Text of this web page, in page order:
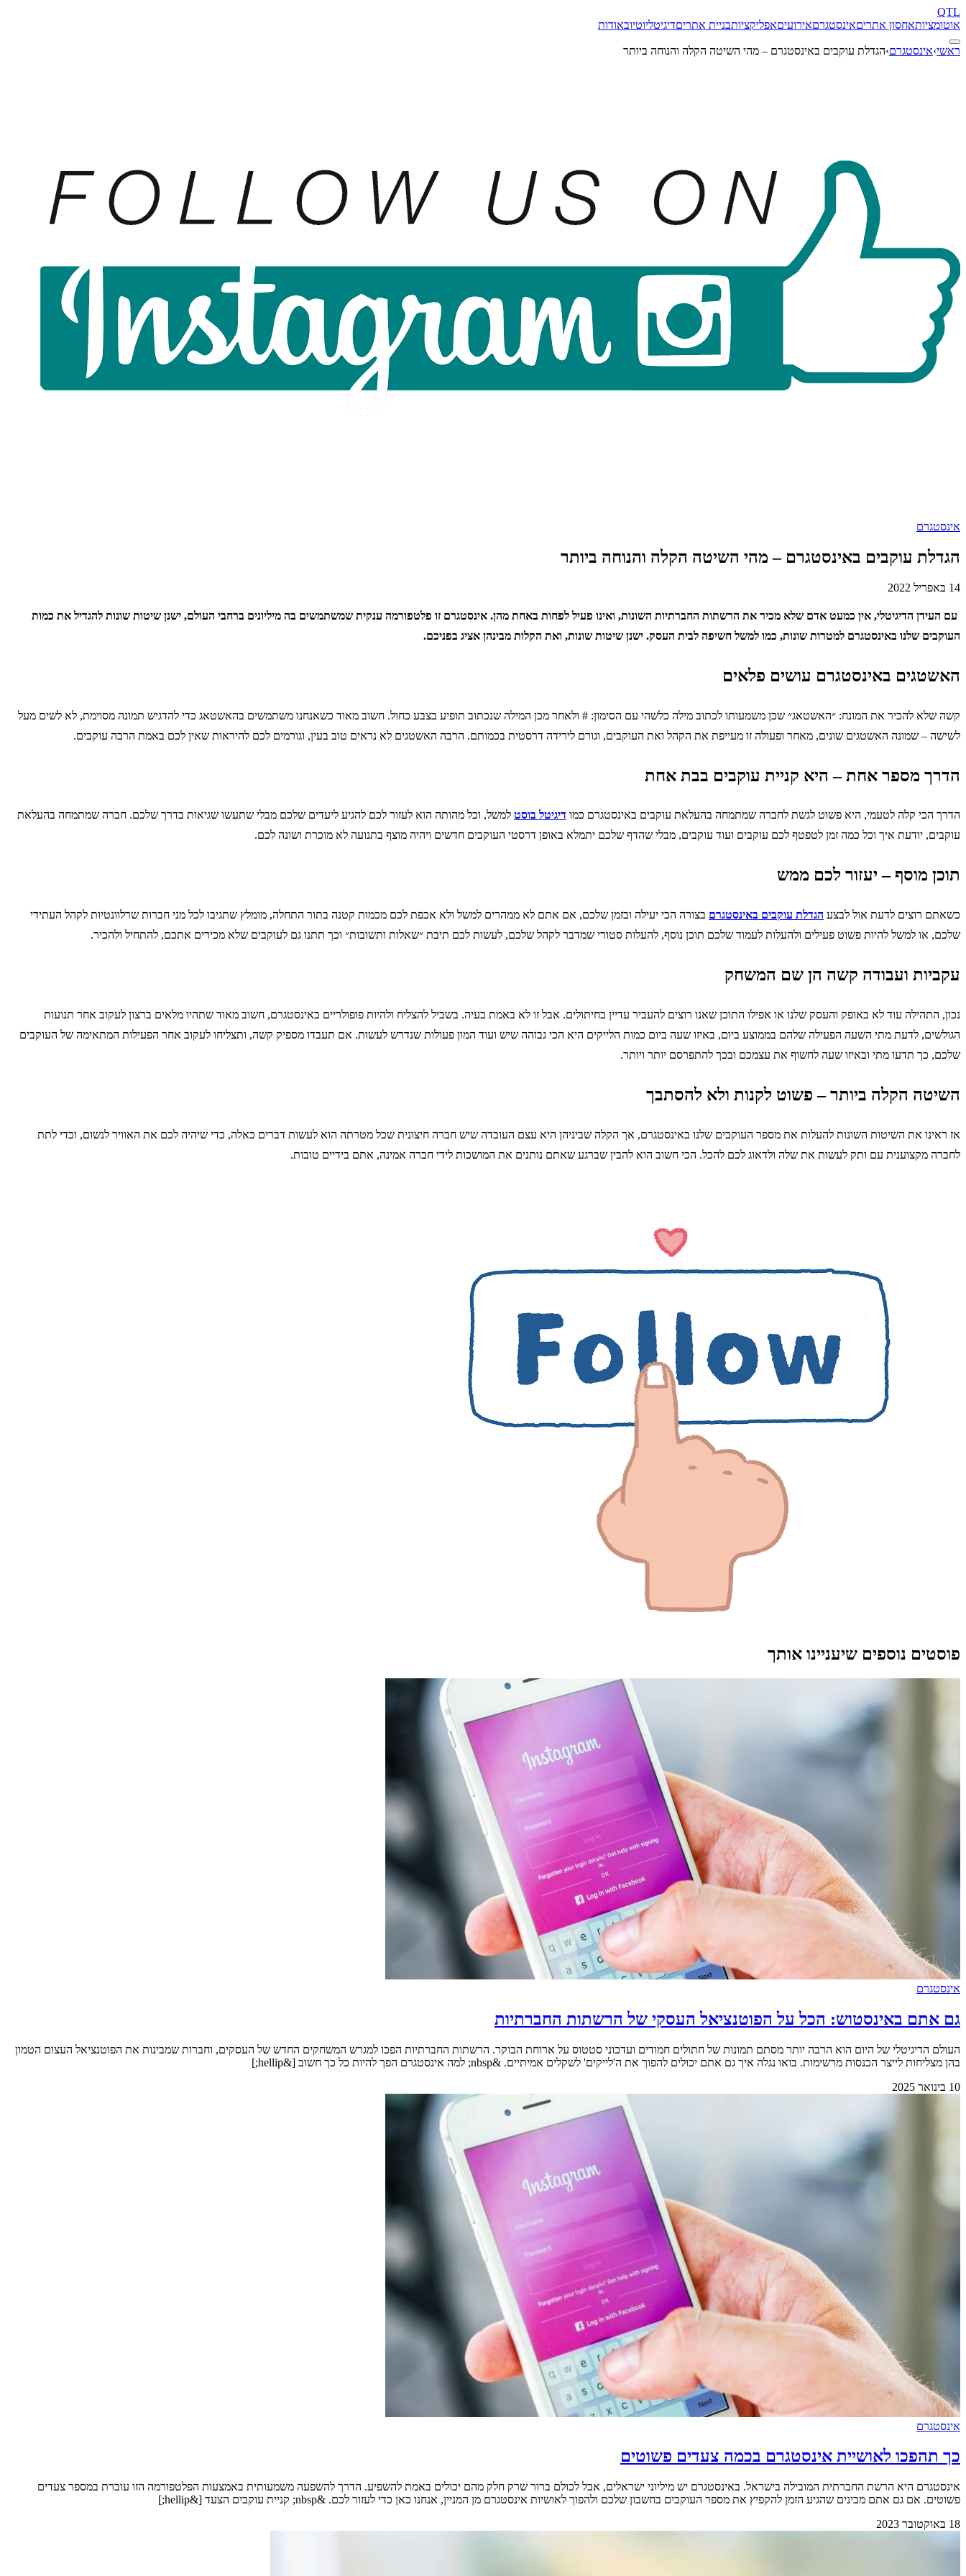
QTL
אוטומציותאחסון אתריםאינסטגרםאירועיםאפליקציותבניית אתריםדיגיטליוטיובאודות
ראשי›אינסטגרם›הגדלת עוקבים באינסטגרם – מהי השיטה הקלה והנוחה ביותר
אינסטגרם
הגדלת עוקבים באינסטגרם – מהי השיטה הקלה והנוחה ביותר
14 באפריל 2022
עם העידן הדיגיטלי, אין כמעט אדם שלא מכיר את הרשתות החברתיות השונות, ואינו פעיל לפחות באחת מהן. אינסטגרם זו פלטפורמה ענקית שמשתמשים בה מיליונים ברחבי העולם, ישנן שיטות שונות להגדיל את כמות
העוקבים שלנו באינסטגרם למטרות שונות, כמו למשל חשיפה לבית העסק. ישנן שיטות שונות, ואת הקלות מבינהן אציג בפניכם.
האשטגים באינסטגרם עושים פלאים
קשה שלא להכיר את המונח: ״האשטאג״ שכן משמעותו לכתוב מילה כלשהי עם הסימון: # ולאחר מכן המילה שנכתוב תופיע בצבע כחול. חשוב מאוד כשאנחנו משתמשים בהאשטאג כדי להדגיש תמונה מסוימת, לא לשים מעל
לשישה – שמונה האשטגים שונים, מאחר ופעולה זו מעייפת את הקהל ואת העוקבים, וגורם לירידה דרסטית בכמותם. הרבה האשטגים לא נראים טוב בעין, וגורמים לכם להיראות שאין לכם באמת הרבה עוקבים.
הדרך מספר אחת – היא קניית עוקבים בבת אחת
הדרך הכי קלה לטעמי, היא פשוט לגשת לחברה שמתמחה בהעלאת עוקבים באינסטגרם כמו דיגיטל בוסט למשל, וכל מהותה הוא לעזור לכם להגיע ליעדים שלכם מבלי שתעשו שגיאות בדרך שלכם. חברה שמתמחה בהעלאת
עוקבים, יודעת איך וכל כמה זמן לטפטף לכם עוקבים ועוד עוקבים, מבלי שהדף שלכם יתמלא באופן דרסטי העוקבים חדשים ויהיה מוצף בתנועה לא מוכרת ושונה לכם.
תוכן מוסף – יעזור לכם ממש
כשאתם רוצים לדעת אול לבצע הגדלת עוקבים באינסטגרם בצורה הכי יעילה ובזמן שלכם, אם אתם לא ממהרים למשל ולא אכפת לכם מכמות קטנה בתור התחלה, מומלץ שתגיבו לכל מני חברות שרלוונטיות לקהל העתידי
שלכם, או למשל להיות פשוט פעילים ולהעלות לעמוד שלכם תוכן נוסף, להעלות סטורי שמדבר לקהל שלכם, לעשות לכם תיבת ״שאלות ותשובות״ וכך תתנו גם לעוקבים שלא מכירים אתכם, להתחיל ולהכיר.
עקביות ועבודה קשה הן שם המשחק
נכון, התהילה עוד לא באופק והעסק שלנו או אפילו התוכן שאנו רוצים להעביר עדיין בחיתולים. אבל זו לא באמת בעיה. בשביל להצליח ולהיות פופולריים באינסטגרם, חשוב מאוד שתהיו מלאים ברצון לעקוב אחר תנועות
הגולשים, לדעת מתי השעה הפעילה שלהם בממוצע ביום, באיזו שעה ביום כמות הלייקים היא הכי גבוהה שיש ועוד המון פעולות שנדרש לעשות. אם תעבדו מספיק קשה, ותצליחו לעקוב אחר הפעילות המתאימה של העוקבים
שלכם, כך תדעו מתי ובאיזו שעה לחשוף את עצמכם ובכך להתפרסם יותר ויותר.
השיטה הקלה ביותר – פשוט לקנות ולא להסתבך
אז ראינו את השיטות השונות להעלות את מספר העוקבים שלנו באינסטגרם, אך הקלה שביניהן היא עצם העובדה שיש חברה חיצונית שכל מטרתה הוא לעשות דברים כאלה, כדי שיהיה לכם את האוויר לנשום, וכדי לתת
לחברה מקצוענית עם ותק לעשות את שלה ולדאוג לכם להכל. הכי חשוב הוא להבין שברגע שאתם נותנים את המושכות לידי חברה אמינה, אתם בידיים טובות.
פוסטים נוספים שיעניינו אותך
אינסטגרם
גם אתם באינסטוש: הכל על הפוטנציאל העסקי של הרשתות החברתיות
העולם הדיגיטלי של היום הוא הרבה יותר מסתם תמונות של חתולים חמודים ועדכוני סטטוס על ארוחת הבוקר. הרשתות החברתיות הפכו למגרש המשחקים החדש של העסקים, וחברות שמבינות את הפוטנציאל העצום הטמון
בהן מצליחות לייצר הכנסות מרשימות. בואו נגלה איך גם אתם יכולים להפוך את ה'לייקים' לשקלים אמיתיים. &nbsp; למה אינסטגרם הפך להיות כל כך חשוב [&hellip;]
10 בינואר 2025
אינסטגרם
כך תהפכו לאושיית אינסטגרם בכמה צעדים פשוטים
אינסטגרם היא הרשת החברתית המובילה בישראל. באינסטגרם יש מיליוני ישראלים, אבל לכולם ברור שרק חלק מהם יכולים באמת להשפיע. הדרך להשפעה משמעותית באמצעות הפלטפורמה הזו עוברת במספר צעדים
פשוטים. אם גם אתם מבינים שהגיע הזמן להקפיץ את מספר העוקבים בחשבון שלכם ולהפוך לאושיות אינסטגרם מן המניין, אנחנו כאן כדי לעזור לכם. &nbsp; קניית עוקבים הצעד [&hellip;]
18 באוקטובר 2023